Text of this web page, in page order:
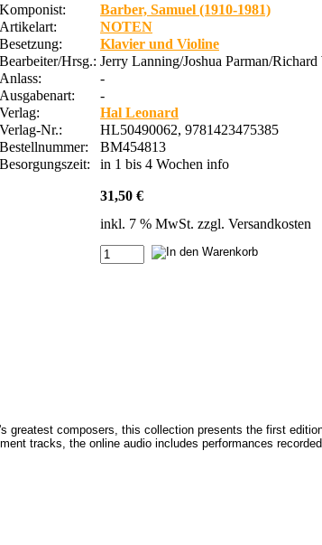
Komponist:
Barber, Samuel (1910-1981)
Artikelart:
NOTEN
Besetzung:
Klavier und Violine
Bearbeiter/Hrsg.: Jerry Lanning/Joshua Parman/Richard
Anlass:
-
Ausgabenart:
-
Verlag:
Hal Leonard
Verlag-Nr.:
HL50490062, 9781423475385
Bestellnummer:
BM454813
Besorgungszeit:
in 1 bis 4 Wochen info
31,50 €
inkl. 7 % MwSt. zzgl. Versandkosten
greatest composers, this collection presents the first
tracks, the online audio includes performances